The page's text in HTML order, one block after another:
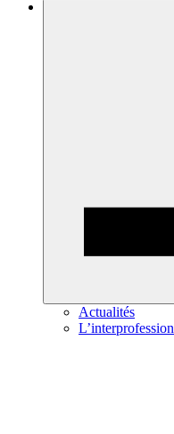
Actualités
L’interprofession